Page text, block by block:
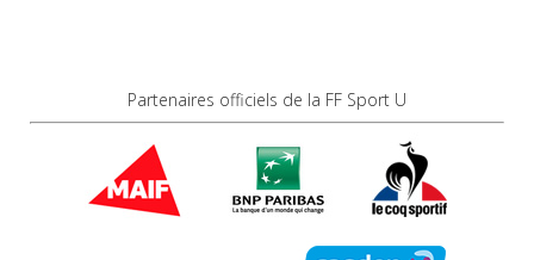
Partenaires officiels de la FF Sport U